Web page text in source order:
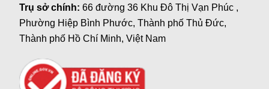
Trụ sở chính:66 đường 36 Khu Đô Thị Vạn Phúc ,
Phường Hiệp Bình Phước, Thành phố Thủ Đức,
Thành phố Hồ Chí Minh, Việt Nam